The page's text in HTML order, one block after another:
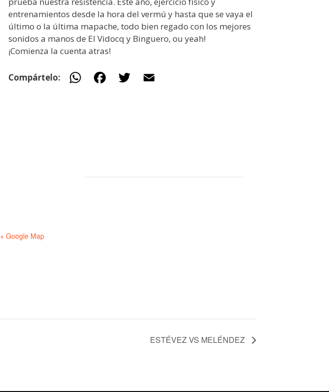
entrenamientos desde la hora del vermú y hasta que se vaya el
último o la última mapache, todo bien regado con los mejores
sonidos a manos de El Vidocq y Binguero, ou yeah!
¡Comienza la cuenta atras!
Compártelo: W
p k
+ Google Map
ESTÉVEZ VS MELÉNDEZ